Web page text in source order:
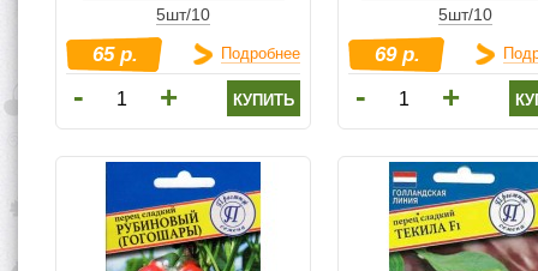
5шт/10
65 р. Подробнее
- + купить
5шт/10
69 р.
- +